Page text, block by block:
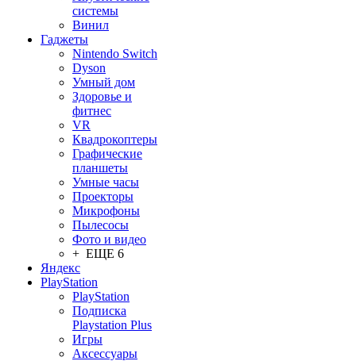
системы
Винил
Гаджеты
Nintendo Switch
Dyson
Умный дом
Здоровье и
фитнес
VR
Квадрокоптеры
Графические
планшеты
Умные часы
Проекторы
Микрофоны
Пылесосы
Фото и видео
+ ЕЩЕ 6
Яндекс
PlayStation
PlayStation
Подписка
Playstation Plus
Игры
Аксессуары